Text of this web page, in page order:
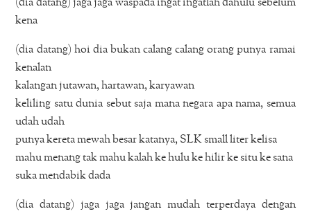
(dia datang) jaga jaga waspada ingat ingatlah dahulu sebelum
kena
(dia datang) hoi dia bukan calang calang orang punya ramai
kenalan
kalangan jutawan, hartawan, karyawan
keliling satu dunia sebut saja mana negara apa nama, semua
udah udah
punya kereta mewah besar katanya, SLK small liter kelisa
mahu menang tak mahu kalah ke hulu ke hilir ke situ ke sana
suka mendabik dada
(dia datang) jaga jaga jangan mudah terperdaya dengan